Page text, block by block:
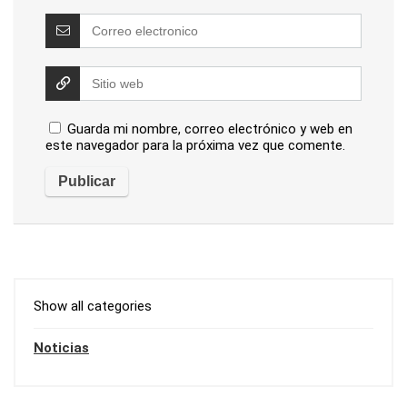
Guarda mi nombre, correo electrónico y web en
este navegador para la próxima vez que comente.
Show all categories
Noticias